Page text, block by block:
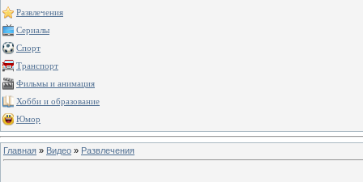
Развлечения
Сериалы
Спорт
Транспорт
Фильмы и анимация
Хобби и образование
Юмор
Главная » Видео » Развлечения